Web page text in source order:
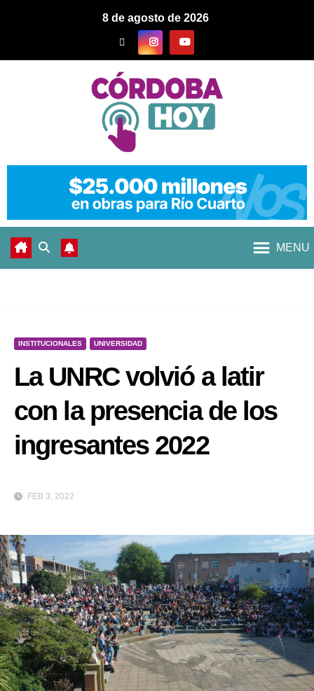
8 de agosto de 2026
MENU
INSTITUCIONALES UNIVERSIDAD
La UNRC volvió a latir
con la presencia de los
ingresantes 2022
FEB 3, 2022